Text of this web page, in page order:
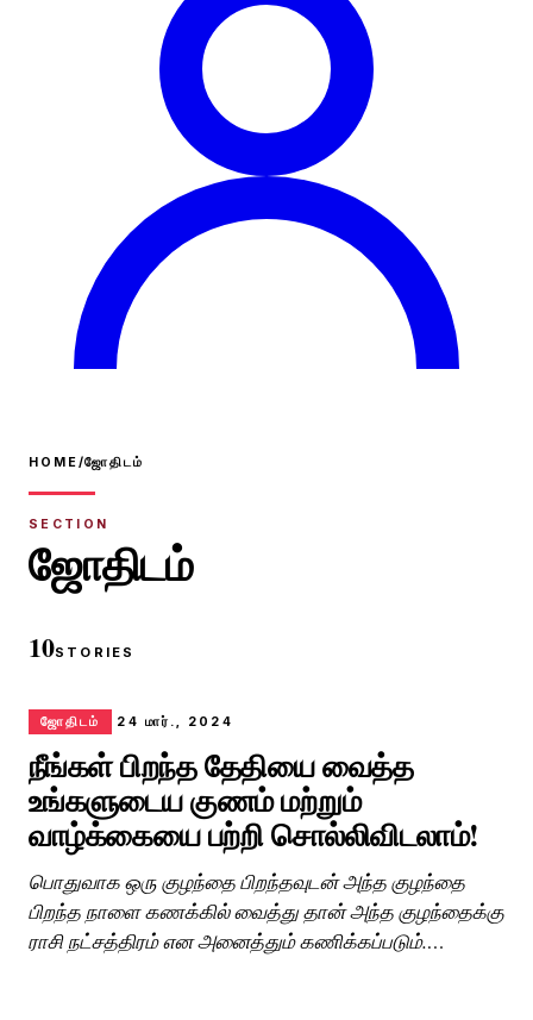
HOME/ஜோதிடம்
SECTION
ஜோதிடம்
10STORIES
ஜோதிடம் 24 மார்., 2024
நீங்கள் பிறந்த தேதியை வைத்த
உங்களுடைய குணம் மற்றும்
வாழ்க்கையை பற்றி சொல்லிவிடலாம்!
பொதுவாக ஒரு குழந்தை பிறந்தவுடன் அந்த குழந்தை
பிறந்த நாளை கணக்கில் வைத்து தான் அந்த குழந்தைக்கு
ராசி நட்சத்திரம் என அனைத்தும் கணிக்கப்படும்.